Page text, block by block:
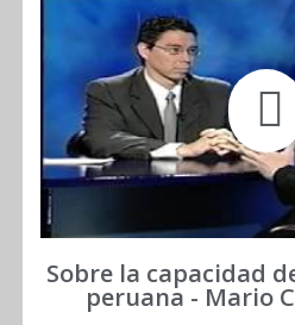
Sobre la capacidad
peruana - Mario